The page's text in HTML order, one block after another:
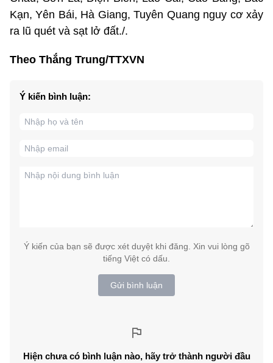
Kạn, Yên Bái, Hà Giang, Tuyên Quang nguy cơ xảy
ra lũ quét và sạt lở đất./.
Theo Thắng Trung/TTXVN
Ý kiến bình luận:
Ý kiến của bạn sẽ được xét duyệt khi đăng. Xin vui lòng gõ
tiếng Việt có dấu.
Gửi bình luận
Hiện chưa có bình luận nào, hãy trở thành người đầu